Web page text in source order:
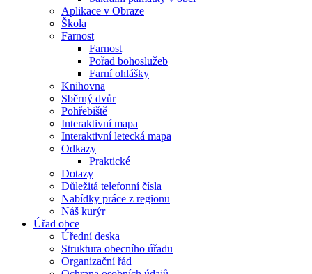
Aplikace v Obraze
Škola
Farnost
Farnost
Pořad bohoslužeb
Farní ohlášky
Knihovna
Sběrný dvůr
Pohřebiště
Interaktivní mapa
Interaktivní letecká mapa
Odkazy
Praktické
Dotazy
Důležitá telefonní čísla
Nabídky práce z regionu
Náš kurýr
Úřad obce
Úřední deska
Struktura obecního úřadu
Organizační řád